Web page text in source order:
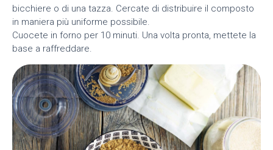
bicchiere o di una tazza. Cercate di distribuire il composto
in maniera più uniforme possibile.
Cuocete in forno per 10 minuti. Una volta pronta, mettete la
base a raffreddare.